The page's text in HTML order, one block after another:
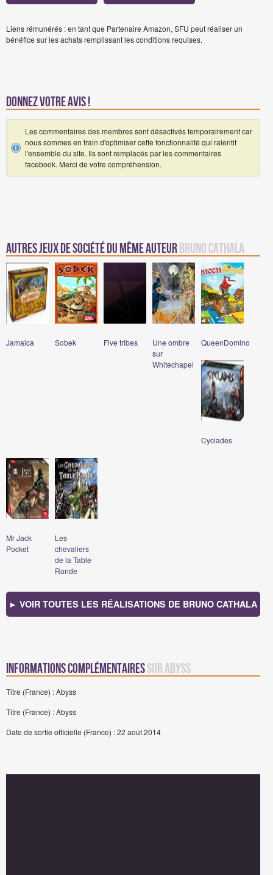
Liens rémunérés : en tant que Partenaire Amazon, SFU peut réaliser un
bénéfice sur les achats remplissant les conditions requises.
Donnez votre avis !
Les commentaires des membres sont désactivés temporairement car
nous sommes en train d'optimiser cette fonctionnalité qui ralentit
l'ensemble du site. Ils sont remplacés par les commentaires
facebook. Merci de votre compréhension.
Autres Jeux de société du même auteur Bruno Cathala
Jamaica Sobek Five tribes
Une ombre
sur
Whitechapel
QueenDomino
Cyclades
Mr Jack
Pocket
Les
chevaliers
de la Table
Ronde
► VOIR TOUTES LES RÉALISATIONS DE BRUNO CATHALA
Informations complémentairessur Abyss
Titre (France) : Abyss
Titre (France) : Abyss
Date de sortie officielle (France) : 22 août 2014